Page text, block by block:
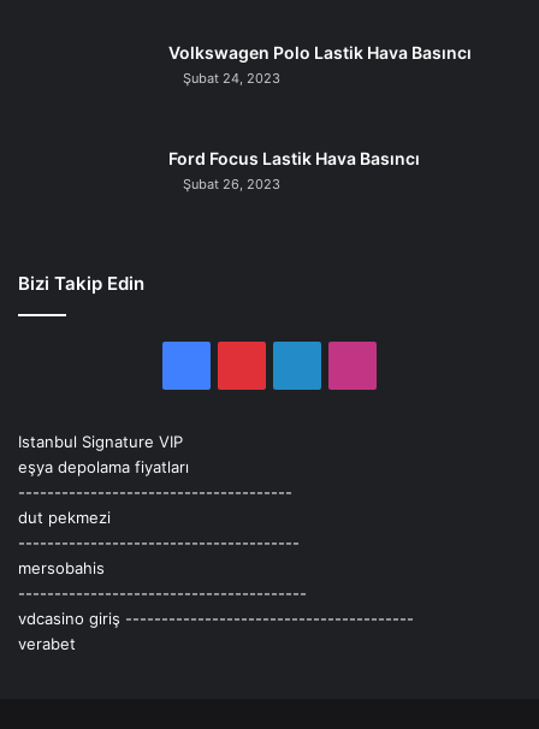
Volkswagen Polo Lastik Hava Basıncı
Şubat 24, 2023
Ford Focus Lastik Hava Basıncı
Şubat 26, 2023
Bizi Takip Edin
Istanbul Signature VIP
eşya depolama fiyatları
--------------------------------------
dut pekmezi
---------------------------------------
mersobahis
----------------------------------------
vdcasino giriş ----------------------------------------
verabet